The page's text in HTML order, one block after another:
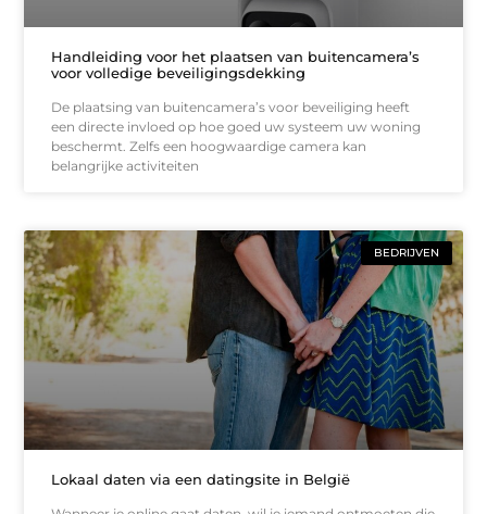
Handleiding voor het plaatsen van buitencamera’s
voor volledige beveiligingsdekking
De plaatsing van buitencamera’s voor beveiliging heeft
een directe invloed op hoe goed uw systeem uw woning
beschermt. Zelfs een hoogwaardige camera kan
belangrijke activiteiten
BEDRIJVEN
Lokaal daten via een datingsite in België